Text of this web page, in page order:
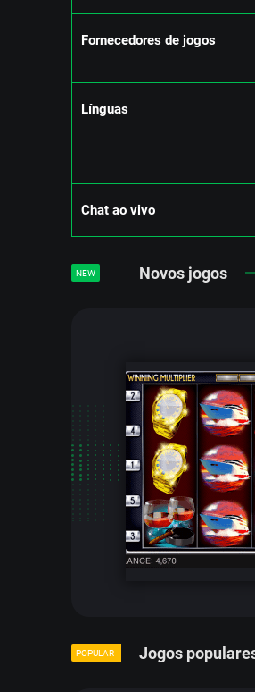
Fоrnесеdоrеs dе jоgоs
Línguаs
Сhаt ао vіvо
NEW Novos jogos
POPULAR Jogos